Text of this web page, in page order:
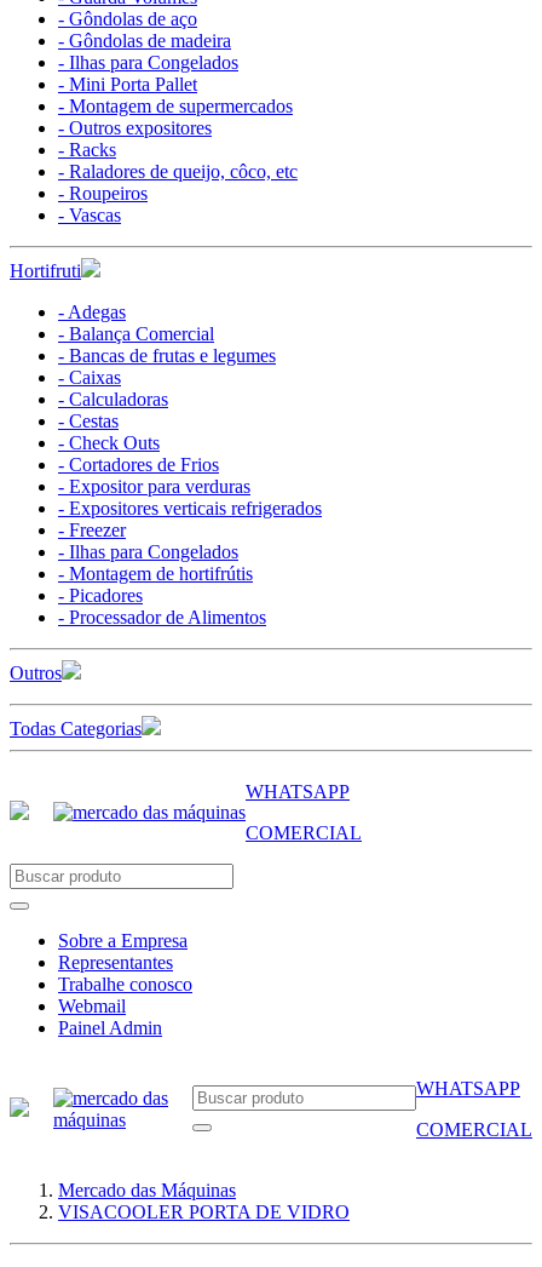
- Gôndolas de aço
- Gôndolas de madeira
- Ilhas para Congelados
- Mini Porta Pallet
- Montagem de supermercados
- Outros expositores
- Racks
- Raladores de queijo, côco, etc
- Roupeiros
- Vascas
Hortifruti
- Adegas
- Balança Comercial
- Bancas de frutas e legumes
- Caixas
- Calculadoras
- Cestas
- Check Outs
- Cortadores de Frios
- Expositor para verduras
- Expositores verticais refrigerados
- Freezer
- Ilhas para Congelados
- Montagem de hortifrútis
- Picadores
- Processador de Alimentos
Outros
Todas Categorias
WHATSAPP
COMERCIAL
Sobre a Empresa
Representantes
Trabalhe conosco
Webmail
Painel Admin
WHATSAPP
COMERCIAL
Mercado das Máquinas
VISACOOLER PORTA DE VIDRO